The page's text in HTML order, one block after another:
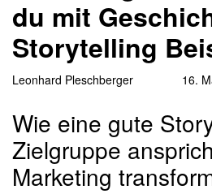
du mit
Storytelling
Leonhard Pleschberger 16.
Wie eine gute
Zielgruppe
Marketing